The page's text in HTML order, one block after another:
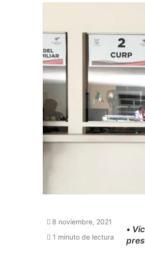
•
8 noviembre, 2021
1 minuto de lectura